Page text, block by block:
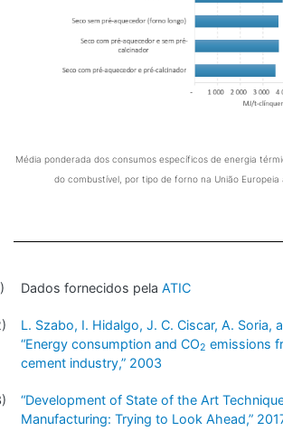
Média ponderada dos consumos específicos de energia
do combustível, por tipo de forno na União Europeia
Dados fornecidos pela ATIC
L. Szabo, I. Hidalgo, J. C. Ciscar, A. Soria,
“Energy consumption and CO2 emissions
cement industry,” 2003
“Development of State of the Art
Manufacturing: Trying to Look Ahead,”